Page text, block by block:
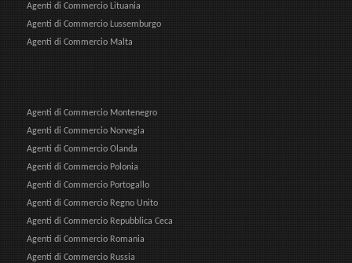
Agenti di Commercio Lituania
Agenti di Commercio Lussemburgo
Agenti di Commercio Malta
Agenti di Commercio Montenegro
Agenti di Commercio Norvegia
Agenti di Commercio Olanda
Agenti di Commercio Polonia
Agenti di Commercio Portogallo
Agenti di Commercio Regno Unito
Agenti di Commercio Repubblica Ceca
Agenti di Commercio Romania
Agenti di Commercio Russia